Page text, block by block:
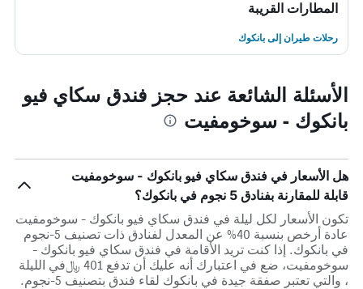
المطارات القريبة
رحلات طيران إلى بانكوك
الأسئلة الشائعة عند حجز فندق سكاي فيو
بانكوك - سوخومفيت
هل الأسعار في فندق سكاي فيو بانكوك - سوخومفيت
قابلة للمقارنة بفنادق 5 نجوم في بانكوك؟
تكون الأسعار لكل ليلة في فندق سكاي فيو بانكوك - سوخومفيت
عادة أرخص بنسبة 40% عن المعدل لفنادق ذات تصنيف 5-نجوم
في بانكوك. إذا كنت تريد الأقامة في فندق سكاي فيو بانكوك -
سوخومفيت، ضع في اعتبارك أنه عليك أن تدفع 401 ﷼في الليلة
، والتي تعتبر صفقة جيدة في بانكوك لقاء فندق بتصنيف 5-نجوم.